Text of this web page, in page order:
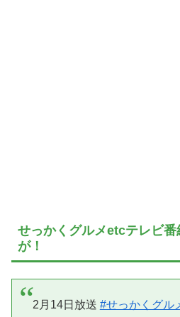
せっかくグルメetcテレビ
が！
2月14日放送 #せっかくグル